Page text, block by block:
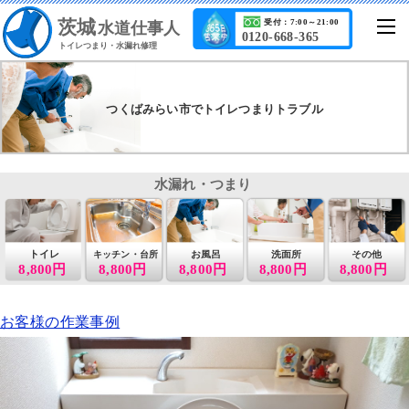
茨城水道仕事人
トイレつまり・水漏れ修理
0120-668-365
受付：7:00～21:00
つくばみらい市でトイレつまりトラブル
8,800円
トイレ
8,800円
キッチン・台所 お風呂
8,800円
洗面所
8,800円
その他
8,800円
水漏れ・つまり
お客様の作業事例